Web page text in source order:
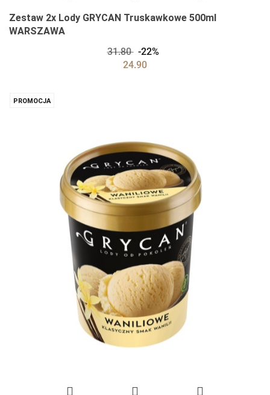
Zestaw 2x Lody GRYCAN Truskawkowe 500ml
WARSZAWA
31.80
-22%
24.90
PROMOCJA